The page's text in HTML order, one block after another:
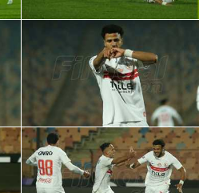
أقسام
الكرة المصرية
الدوري المصري
الكرة الأوروبية
الكرة الإفريقية
منتخب مصر